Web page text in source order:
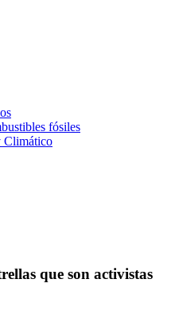
fósiles
Climático
que son activistas